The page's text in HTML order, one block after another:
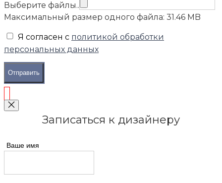
Выберите файлы..
Максимальный размер одного файла: 31.46 MB
Я согласен с политикой обработки
персональных данных
Отправить
Записаться к дизайнеру
Ваше имя